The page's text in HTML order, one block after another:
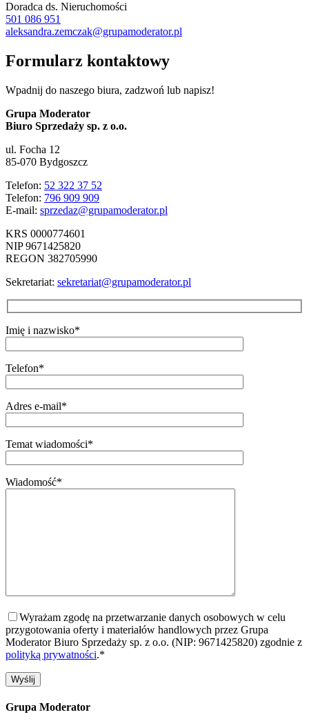
Doradca ds. Nieruchomości
501 086 951
aleksandra.zemczak@grupamoderator.pl
Formularz kontaktowy
Wpadnij do naszego biura, zadzwoń lub napisz!
Grupa Moderator
Biuro Sprzedaży sp. z o.o.
ul. Focha 12
85-070 Bydgoszcz
Telefon: 52 322 37 52
Telefon: 796 909 909
E-mail: sprzedaz@grupamoderator.pl
KRS 0000774601
NIP 9671425820
REGON 382705990
Sekretariat: sekretariat@grupamoderator.pl
Imię i nazwisko*
Telefon*
Adres e-mail*
Temat wiadomości*
Wiadomość*
Wyrażam zgodę na przetwarzanie danych osobowych w celu
przygotowania oferty i materiałów handlowych przez Grupa
Moderator Biuro Sprzedaży sp. z o.o. (NIP: 9671425820) zgodnie z
polityką prywatności.*
Grupa Moderator